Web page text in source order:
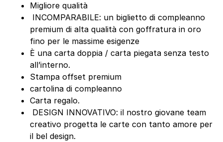
Migliore qualità
️ INCOMPARABILE: un biglietto di compleanno
premium di alta qualità con goffratura in oro
fino per le massime esigenze
È una carta doppia / carta piegata senza testo
all’interno.
Stampa offset premium
cartolina di compleanno
Carta regalo.
️ DESIGN INNOVATIVO: il nostro giovane team
creativo progetta le carte con tanto amore per
il bel design.